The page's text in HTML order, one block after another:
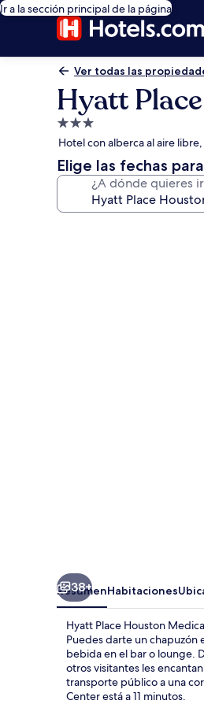
Ir a la sección principal de la página
Ver todas las
Hyatt
Propiedad
de
3.0
estrellas
Hotel con alberca al aire
Elige las fechas
¿A dónde quieres
38+
ResumenHabitaciones
Hyatt Place Houston
Puedes darte un chapuzón
bebida en el bar o lounge.
otros visitantes les
transporte público a una
Center está a 11 minutos.